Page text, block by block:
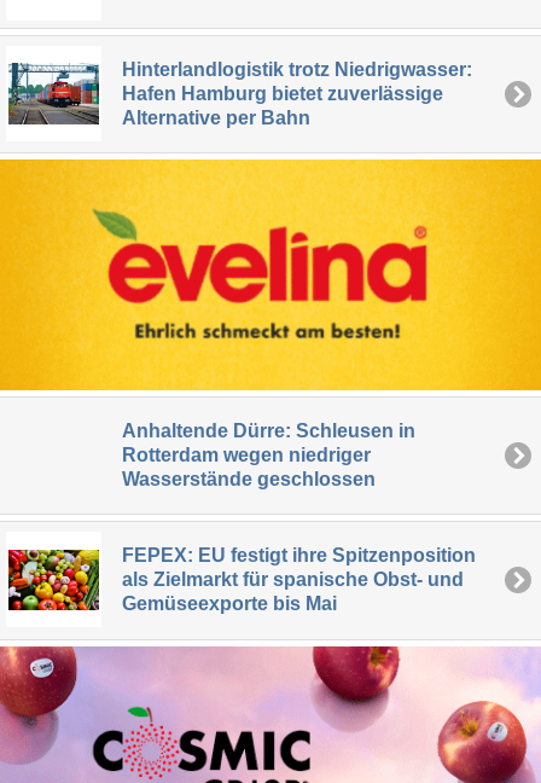
Hinterlandlogistik trotz Niedrigwasser:
Hafen Hamburg bietet zuverlässige
Alternative per Bahn
Anhaltende Dürre: Schleusen in
Rotterdam wegen niedriger
Wasserstände geschlossen
FEPEX: EU festigt ihre Spitzenposition
als Zielmarkt für spanische Obst- und
Gemüseexporte bis Mai